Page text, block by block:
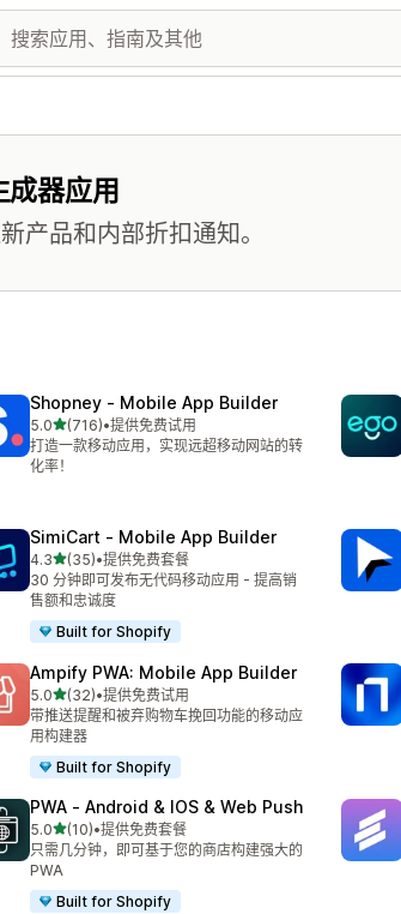
器应用
产品和内部折扣通知。
Shopney ‑ Mobile App Builder
5.0星（满分 5 星）
(716)
总共 716 条评论
•提供免费试用
打造一款移动应用，实现远超移动网站的转
化率！
SimiCart ‑ Mobile App Builder
4.3星（满分 5 星）
(35)
总共 35 条评论
•提供免费套餐
30 分钟即可发布无代码移动应用 - 提高销
售额和忠诚度
Built for Shopify
Ampify PWA: Mobile App Builder
5.0星（满分 5 星）
(32)
总共 32 条评论
•提供免费试用
带推送提醒和被弃购物车挽回功能的移动应
用构建器
Built for Shopify
PWA ‑ Android & IOS & Web Push
5.0星（满分 5 星）
(10)
总共 10 条评论
•提供免费套餐
只需几分钟，即可基于您的商店构建强大的
PWA
Built for Shopify